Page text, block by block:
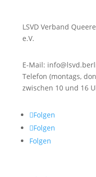
LSVD Verband
e.V.
E-Mail:
Telefon (montags,
zwischen 10 und 16
Folgen
Folgen
Folgen